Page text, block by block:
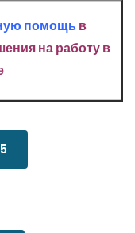
помощьв
на работу в